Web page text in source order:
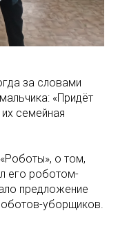
за словами
«Придёт
семейная
о том,
его роботом-
предложение
уборщиков.